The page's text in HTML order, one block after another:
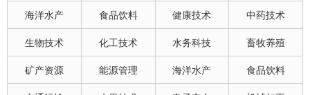
海洋水产 食品饮料 健康技术 中药技术
生物技术 化工技术 水务科技 畜牧养殖
矿产资源 能源管理 海洋水产 食品饮料